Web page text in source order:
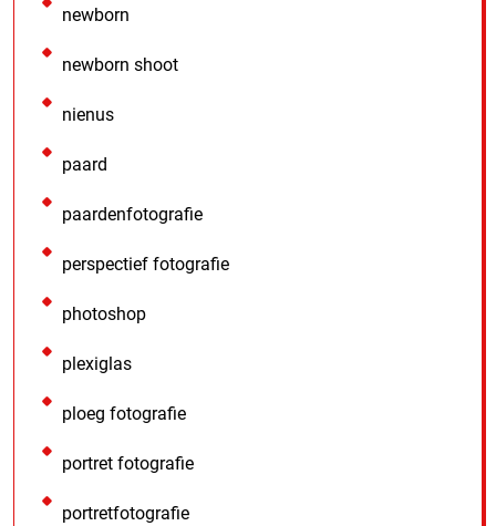
newborn
newborn shoot
nienus
paard
paardenfotografie
perspectief fotografie
photoshop
plexiglas
ploeg fotografie
portret fotografie
portretfotografie